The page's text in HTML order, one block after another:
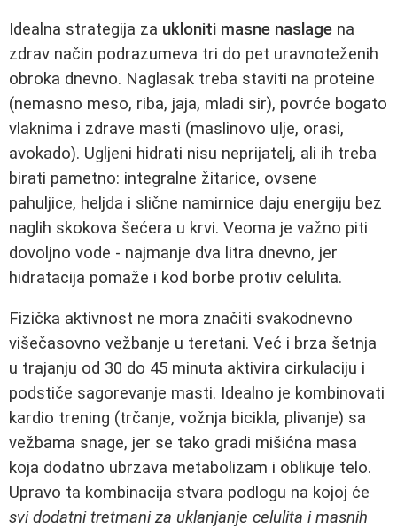
Idealna strategija za ukloniti masne naslage na
zdrav način podrazumeva tri do pet uravnoteženih
obroka dnevno. Naglasak treba staviti na proteine
(nemasno meso, riba, jaja, mladi sir), povrće bogato
vlaknima i zdrave masti (maslinovo ulje, orasi,
avokado). Ugljeni hidrati nisu neprijatelj, ali ih treba
birati pametno: integralne žitarice, ovsene
pahuljice, heljda i slične namirnice daju energiju bez
naglih skokova šećera u krvi. Veoma je važno piti
dovoljno vode - najmanje dva litra dnevno, jer
hidratacija pomaže i kod borbe protiv celulita.
Fizička aktivnost ne mora značiti svakodnevno
višečasovno vežbanje u teretani. Već i brza šetnja
u trajanju od 30 do 45 minuta aktivira cirkulaciju i
podstiče sagorevanje masti. Idealno je kombinovati
kardio trening (trčanje, vožnja bicikla, plivanje) sa
vežbama snage, jer se tako gradi mišićna masa
koja dodatno ubrzava metabolizam i oblikuje telo.
Upravo ta kombinacija stvara podlogu na kojoj će
svi dodatni tretmani za uklanjanje celulita i masnih